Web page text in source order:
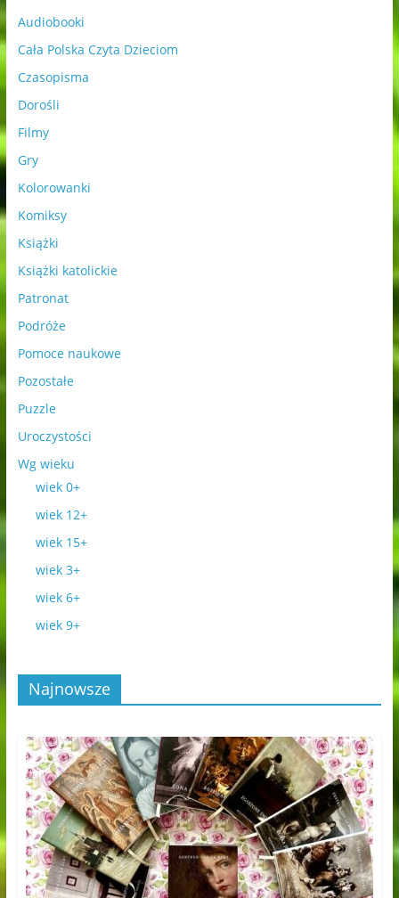
Audiobooki
Cała Polska Czyta Dzieciom
Czasopisma
Dorośli
Filmy
Gry
Kolorowanki
Komiksy
Książki
Książki katolickie
Patronat
Podróże
Pomoce naukowe
Pozostałe
Puzzle
Uroczystości
Wg wieku
wiek 0+
wiek 12+
wiek 15+
wiek 3+
wiek 6+
wiek 9+
Najnowsze